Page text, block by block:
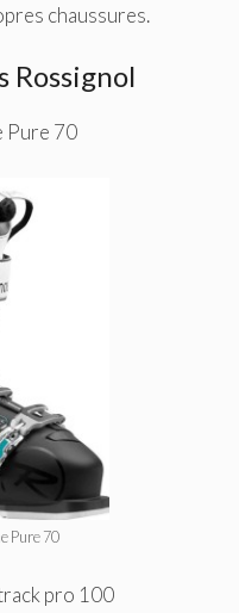
chaussures.
Rossignol
Pure 70
Pure 70
pro 100